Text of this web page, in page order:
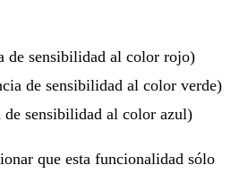
de sensibilidad al color rojo)
de sensibilidad al color verde)
de sensibilidad al color azul)
que esta funcionalidad sólo